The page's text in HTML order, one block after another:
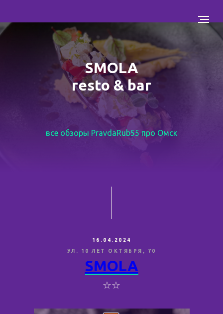
SMOLA
resto & bar
все обзоры PravdaRub55 про Омск
16.04.2024
УЛ. 10 ЛЕТ ОКТЯБРЯ, 70
SMOLA
☆☆